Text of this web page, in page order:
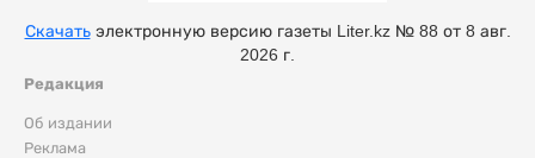
Редакция
Об издании
Реклама
Скачатьэлектронную версию газеты Liter.kz № 88 от 8 авг.
2026 г.